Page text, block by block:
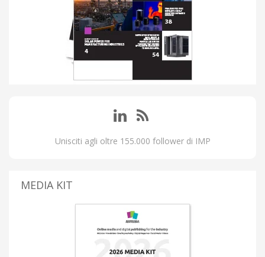
Unisciti agli oltre 155.000 follower di IMP
MEDIA KIT